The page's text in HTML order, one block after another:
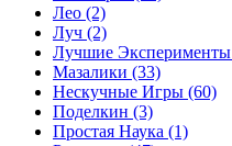
Лео (2)
Луч (2)
Лучшие Эксперименты
Мазалики (33)
Нескучные Игры (60)
Поделкин (3)
Простая Наука (1)